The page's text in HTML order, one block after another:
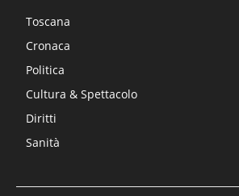
Toscana
Cronaca
Politica
Cultura & Spettacolo
Diritti
Sanità